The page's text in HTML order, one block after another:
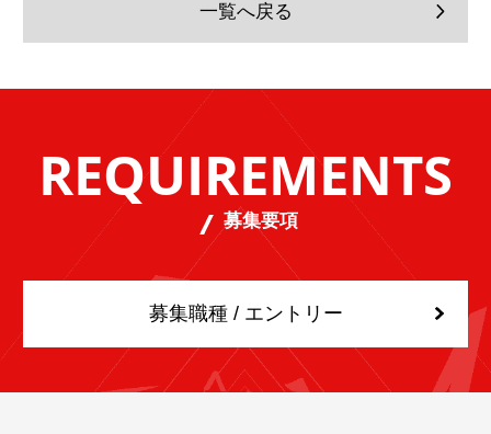
一覧へ戻る
REQUIREMENTS
募集要項
募集職種 / エントリー